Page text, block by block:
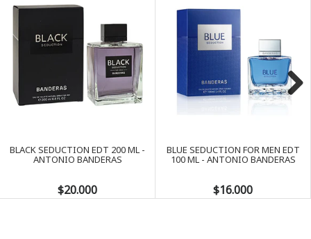
BLACK SEDUCTION EDT 200 ML -
ANTONIO BANDERAS
$20.000
BLUE SEDUCTION FOR MEN EDT
100 ML - ANTONIO BANDERAS
$16.000